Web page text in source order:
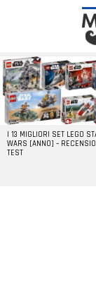
LATEST
STORIES
I 13 MIGLIORI SET LEGO
WARS [ANNO] –
TEST